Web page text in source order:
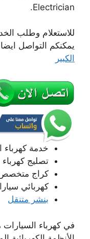
Electrician.
للاستعلام وطلب
يمكنكم التواصل
الكبير
خدمة كهرباء
تصليج كهرباء
كراج متخصص
كهربائي
بنشر متنقل
في كهرباء